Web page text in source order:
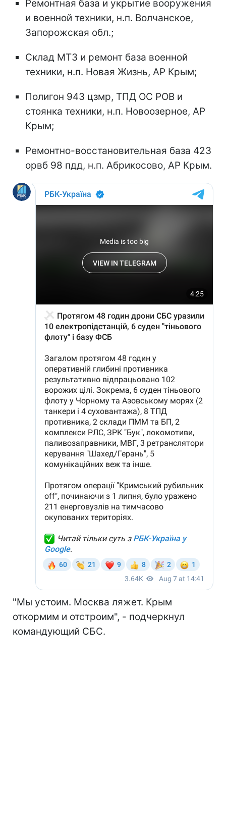
Ремонтная база и укрытие вооружения
и военной техники, н.п. Волчанское,
Запорожская обл.;
Склад МТЗ и ремонт база военной
техники, н.п. Новая Жизнь, АР Крым;
Полигон 943 цзмр, ТПД ОС РОВ и
стоянка техники, н.п. Новоозерное, АР
Крым;
Ремонтно-восстановительная база 423
орвб 98 пдд, н.п. Абрикосово, АР Крым.
"Мы устоим. Москва ляжет. Крым
откормим и отстроим", - подчеркнул
командующий СБС.